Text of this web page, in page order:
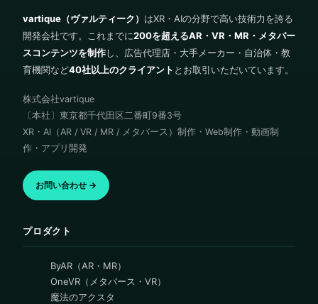
vartique（ヴァルティーク） はXR・AIの分野で高い技術力を誇る
開発会社です。これまでに200を超えるAR・VR・MR・メタバー
スコンテンツを制作し、広告代理店・大手メーカー・自治体・教
育機関など40社以上のクライアント とお取引いただいています。
株式会社vartique
〔本社〕東京都千代田区二番町9番3号
XR・AI（AR / VR / MR / メタバース）制作・Web制作・動画制
作・アプリ開発
お問い合わせ →
プロダクト
ByAR（AR・MR）
OneVR（メタバース・VR）
魔法のアクスタ